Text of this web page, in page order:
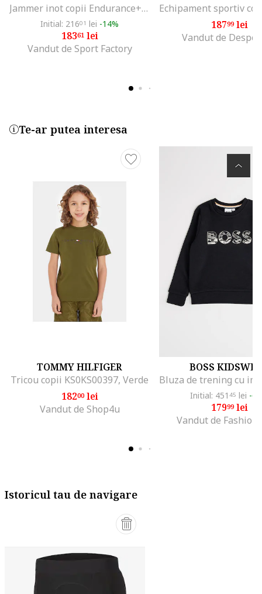
Jammer inot copii Endurance+ 43795, Negru
Initial: 21601 lei -14%
18361lei
Vandut de Sport Factory
18799lei
Vandut de
Te-ar putea interesa
TOMMY HILFIGER
Tricou copii KS0KS00397, Verde
18200lei
Vandut de Shop4u
BOSS
Initial: 451 45 lei -
17999lei
Vandut de Fashion
Istoricul tau de navigare